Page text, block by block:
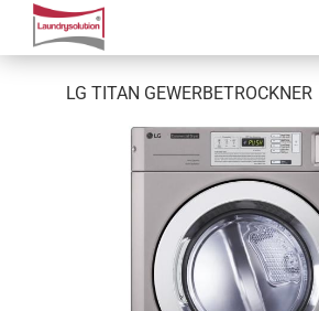
LG TITAN GEWERBETROCKNER